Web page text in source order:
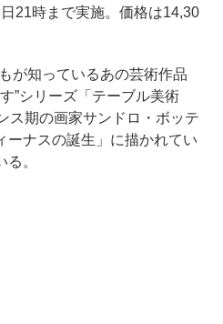
21時まで実施。価格は14,30
が知っているあの芸術作品
”シリーズ「テーブル美術
ス期の画家サンドロ・ボッテ
ーナスの誕生」に描かれてい
。